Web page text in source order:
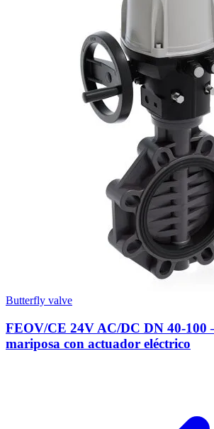
Butterfly valve
FEOV/CE 24V AC/DC DN 40-
mariposa con actuador eléctrico